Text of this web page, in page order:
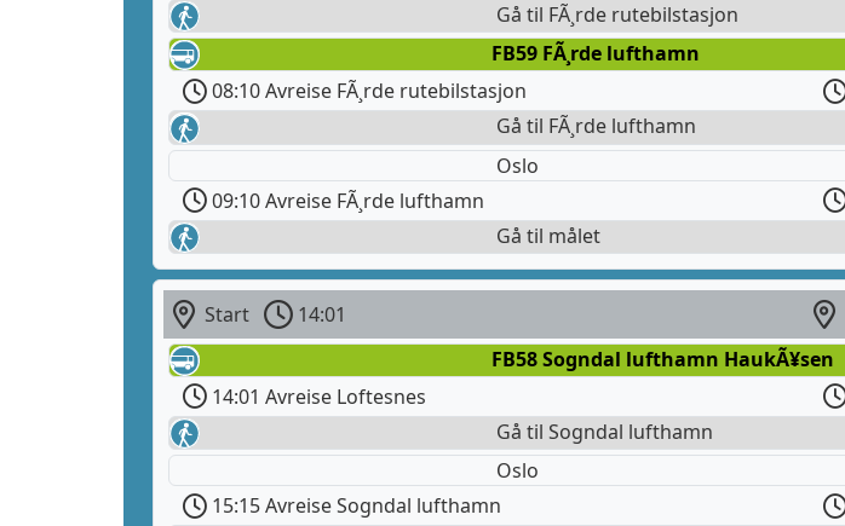
Gå til FÃ¸rde rutebilstasjon
FB59 FÃ¸rde lufthamn
08:10 Avreise FÃ¸rde rutebilstasjon
Gå til FÃ¸rde lufthamn
Oslo
09:10 Avreise FÃ¸rde lufthamn
Gå til målet
Start 14:01
FB58 Sogndal lufthamn HaukÃ¥sen
14:01 Avreise Loftesnes
Gå til Sogndal lufthamn
Oslo
15:15 Avreise Sogndal lufthamn